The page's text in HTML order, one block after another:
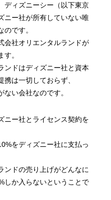
ディズニーシー（以下東京
ニー社が所有していない唯
です。
会社オリエンタルランドが
。
ンドはディズニー社と資本
は一切しておらず、
い会社なのです。
ニー社とライセンス契約を
をディズニー社に支払っ
ンドの売り上げがどんなに
しか入らないということで